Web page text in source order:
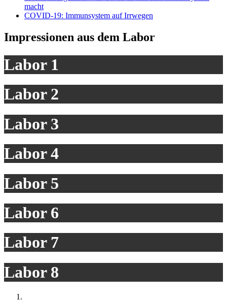
macht
COVID-19: Immunsystem auf Irrwegen
Impressionen aus dem Labor
Labor 1
Labor 2
Labor 3
Labor 4
Labor 5
Labor 6
Labor 7
Labor 8